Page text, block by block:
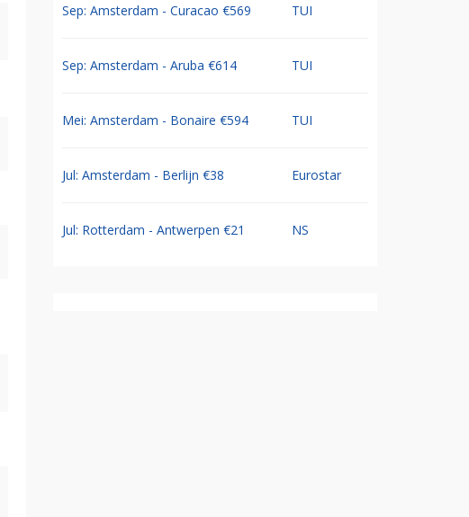
Sep: Amsterdam - Curacao €569 TUI
Sep: Amsterdam - Aruba €614 TUI
Mei: Amsterdam - Bonaire €594 TUI
Jul: Amsterdam - Berlijn €38 Eurostar
Jul: Rotterdam - Antwerpen €21 NS